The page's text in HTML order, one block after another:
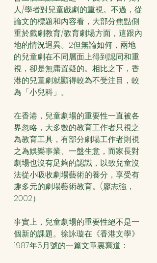
人/學者對兒童戲劇的重視。不過，從
論文的標題和內容看，大部分焦點側
重於戲劇教育/教育劇場方面，這跟內
地的情況迥異。2但無論如何，兩地
的兒童劇在不同層面上得到認同和重
視，卻是無庸置疑的。相比之下，香
港的兒童劇就顯得較為不受注目，較
為「小兒科」。
在香港，兒童劇場的重要性一直被各
界忽略，大多數的教育工作者只視之
為教育工具，有部分劇場工作者則視
之為娛樂事業、一盤生意，而家長對
劇場也沒有足夠的認識，以致兒童沒
法從小吸收劇場藝術的養分，享受有
趣多元的劇場藝術教育。(廖志強，
2002）
事實上，兒童劇場的重要性絕不是一
個新的課題。徐詠璇在《香港文學》
1987年5月號的一篇文章裏寫道：